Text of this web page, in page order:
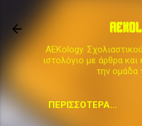
AEKology.
ιστολόγιο με άρθρα
την ομάδα
ΠΕΡΙΣΣΌΤΕΡΑ…